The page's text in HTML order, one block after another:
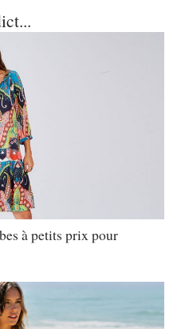
à petits prix pour